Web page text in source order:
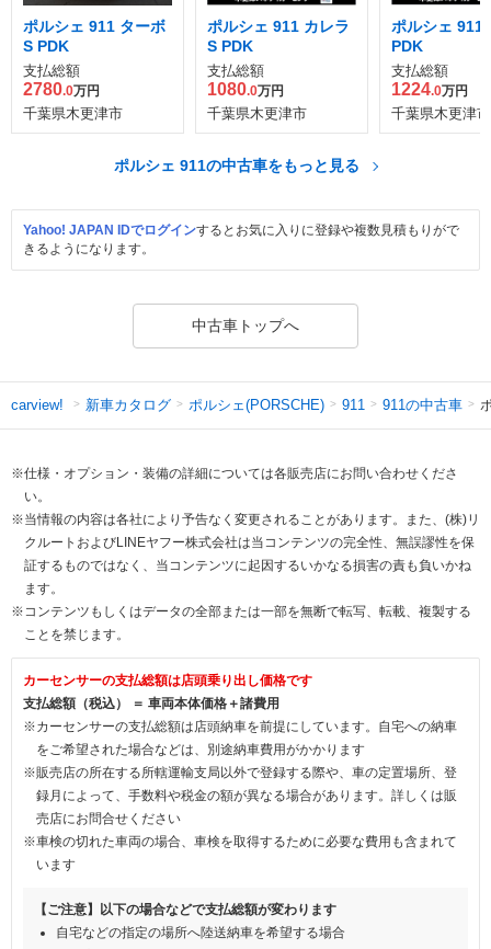
ポルシェ 911 ターボ
S PDK
支払総額
2780.0万円
千葉県木更津市
ポルシェ 911 カレラ
S PDK
支払総額
1080.0万円
千葉県木更津市
ポルシェ 911
PDK
支払総額
1224.0万円
千葉県木更津市
ポルシェ 911の中古車をもっと見る
Yahoo! JAPAN IDでログインするとお気に入りに登録や複数見積もりがで
きるようになります。
中古車トップへ
carview! 新車カタログ ポルシェ(PORSCHE) 911 911の中古車
※仕様・オプション・装備の詳細については各販売店にお問い合わせくださ
い。
※当情報の内容は各社により予告なく変更されることがあります。また、(株)リ
クルートおよびLINEヤフー株式会社は当コンテンツの完全性、無誤謬性を保
証するものではなく、当コンテンツに起因するいかなる損害の責も負いかね
ます。
※コンテンツもしくはデータの全部または一部を無断で転写、転載、複製する
ことを禁じます。
カーセンサーの支払総額は店頭乗り出し価格です
支払総額（税込） ＝ 車両本体価格＋諸費用
※カーセンサーの支払総額は店頭納車を前提にしています。自宅への納車
をご希望された場合などは、別途納車費用がかかります
※販売店の所在する所轄運輸支局以外で登録する際や、車の定置場所、登
録月によって、手数料や税金の額が異なる場合があります。詳しくは販
売店にお問合せください
※車検の切れた車両の場合、車検を取得するために必要な費用も含まれて
います
【ご注意】以下の場合などで支払総額が変わります
自宅などの指定の場所へ陸送納車を希望する場合